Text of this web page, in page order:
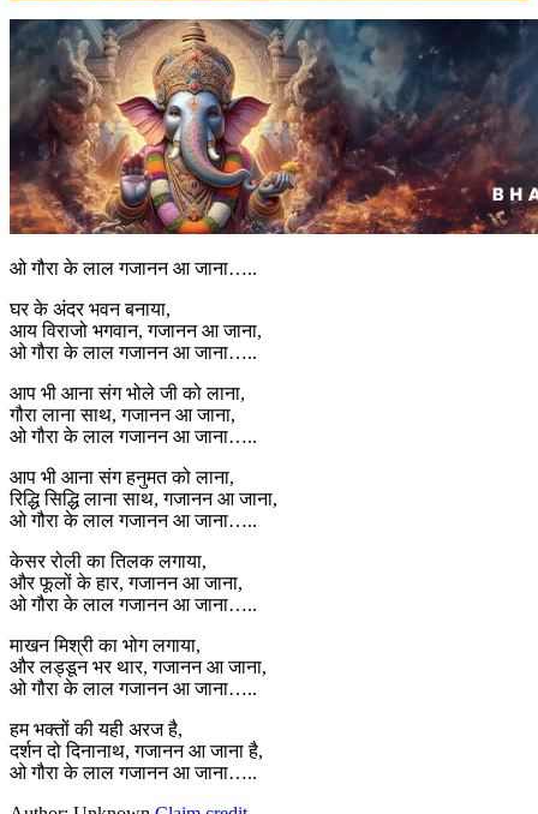
ओ गौरा के लाल गजानन आ जाना…..
घर के अंदर भवन बनाया,
आय विराजो भगवान, गजानन आ जाना,
ओ गौरा के लाल गजानन आ जाना…..
आप भी आना संग भोले जी को लाना,
गौरा लाना साथ, गजानन आ जाना,
ओ गौरा के लाल गजानन आ जाना…..
आप भी आना संग हनुमत को लाना,
रिद्धि सिद्धि लाना साथ, गजानन आ जाना,
ओ गौरा के लाल गजानन आ जाना…..
केसर रोली का तिलक लगाया,
और फूलों के हार, गजानन आ जाना,
ओ गौरा के लाल गजानन आ जाना…..
माखन मिश्री का भोग लगाया,
और लड्डून भर थार, गजानन आ जाना,
ओ गौरा के लाल गजानन आ जाना…..
हम भक्तों की यही अरज है,
दर्शन दो दिनानाथ, गजानन आ जाना है,
ओ गौरा के लाल गजानन आ जाना…..